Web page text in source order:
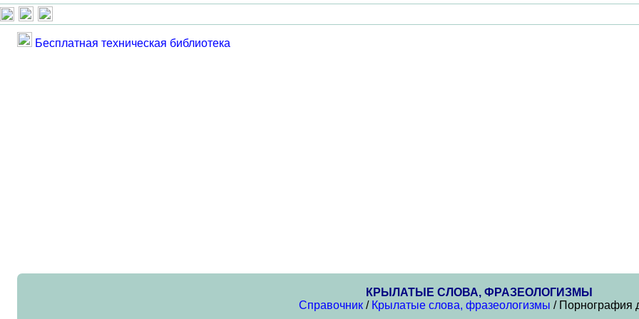
Бесплатная техническая библиотека
КРЫЛАТЫЕ СЛОВА, ФРАЗЕОЛОГИЗМЫ
Справочник / Крылатые слова, фразеологизмы / Порнография